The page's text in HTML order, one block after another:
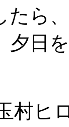
たら
夕日
村ヒ